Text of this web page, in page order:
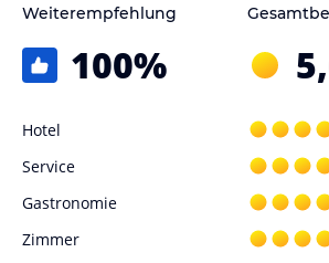
Weiterempfehlung
100%
Hotel
Service
Gastronomie
Zimmer